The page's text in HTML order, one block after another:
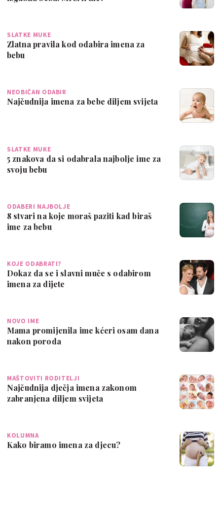
SLATKE MUKE
Zlatna pravila kod odabira imena za
bebu
NEOBIČAN ODABIR
Najčudnija imena za bebe diljem svijeta
SLATKE MUKE
5 znakova da si odabrala najbolje ime za
svoju bebu
ODABERI NAJBOLJE
8 stvari na koje moraš paziti kad biraš
ime za bebu
KOJE ODABRATI?
Dokaz da se i slavni muče s odabirom
imena za dijete
NOVO IME
Mama promijenila ime kćeri osam dana
nakon poroda
MAŠTOVITI RODITELJI
Najčudnija dječja imena zakonom
zabranjena diljem svijeta
KOLUMNA
Kako biramo imena za djecu?